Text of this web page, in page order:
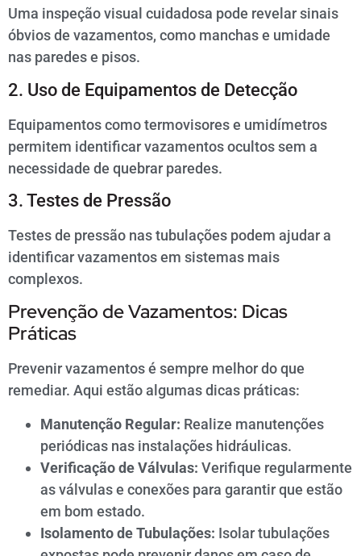
Uma inspeção visual cuidadosa pode revelar sinais
óbvios de vazamentos, como manchas e umidade
nas paredes e pisos.
2. Uso de Equipamentos de Detecção
Equipamentos como termovisores e umidímetros
permitem identificar vazamentos ocultos sem a
necessidade de quebrar paredes.
3. Testes de Pressão
Testes de pressão nas tubulações podem ajudar a
identificar vazamentos em sistemas mais
complexos.
Prevenção de Vazamentos: Dicas
Práticas
Prevenir vazamentos é sempre melhor do que
remediar. Aqui estão algumas dicas práticas:
Manutenção Regular: Realize manutenções
periódicas nas instalações hidráulicas.
Verificação de Válvulas: Verifique regularmente
as válvulas e conexões para garantir que estão
em bom estado.
Isolamento de Tubulações: Isolar tubulações